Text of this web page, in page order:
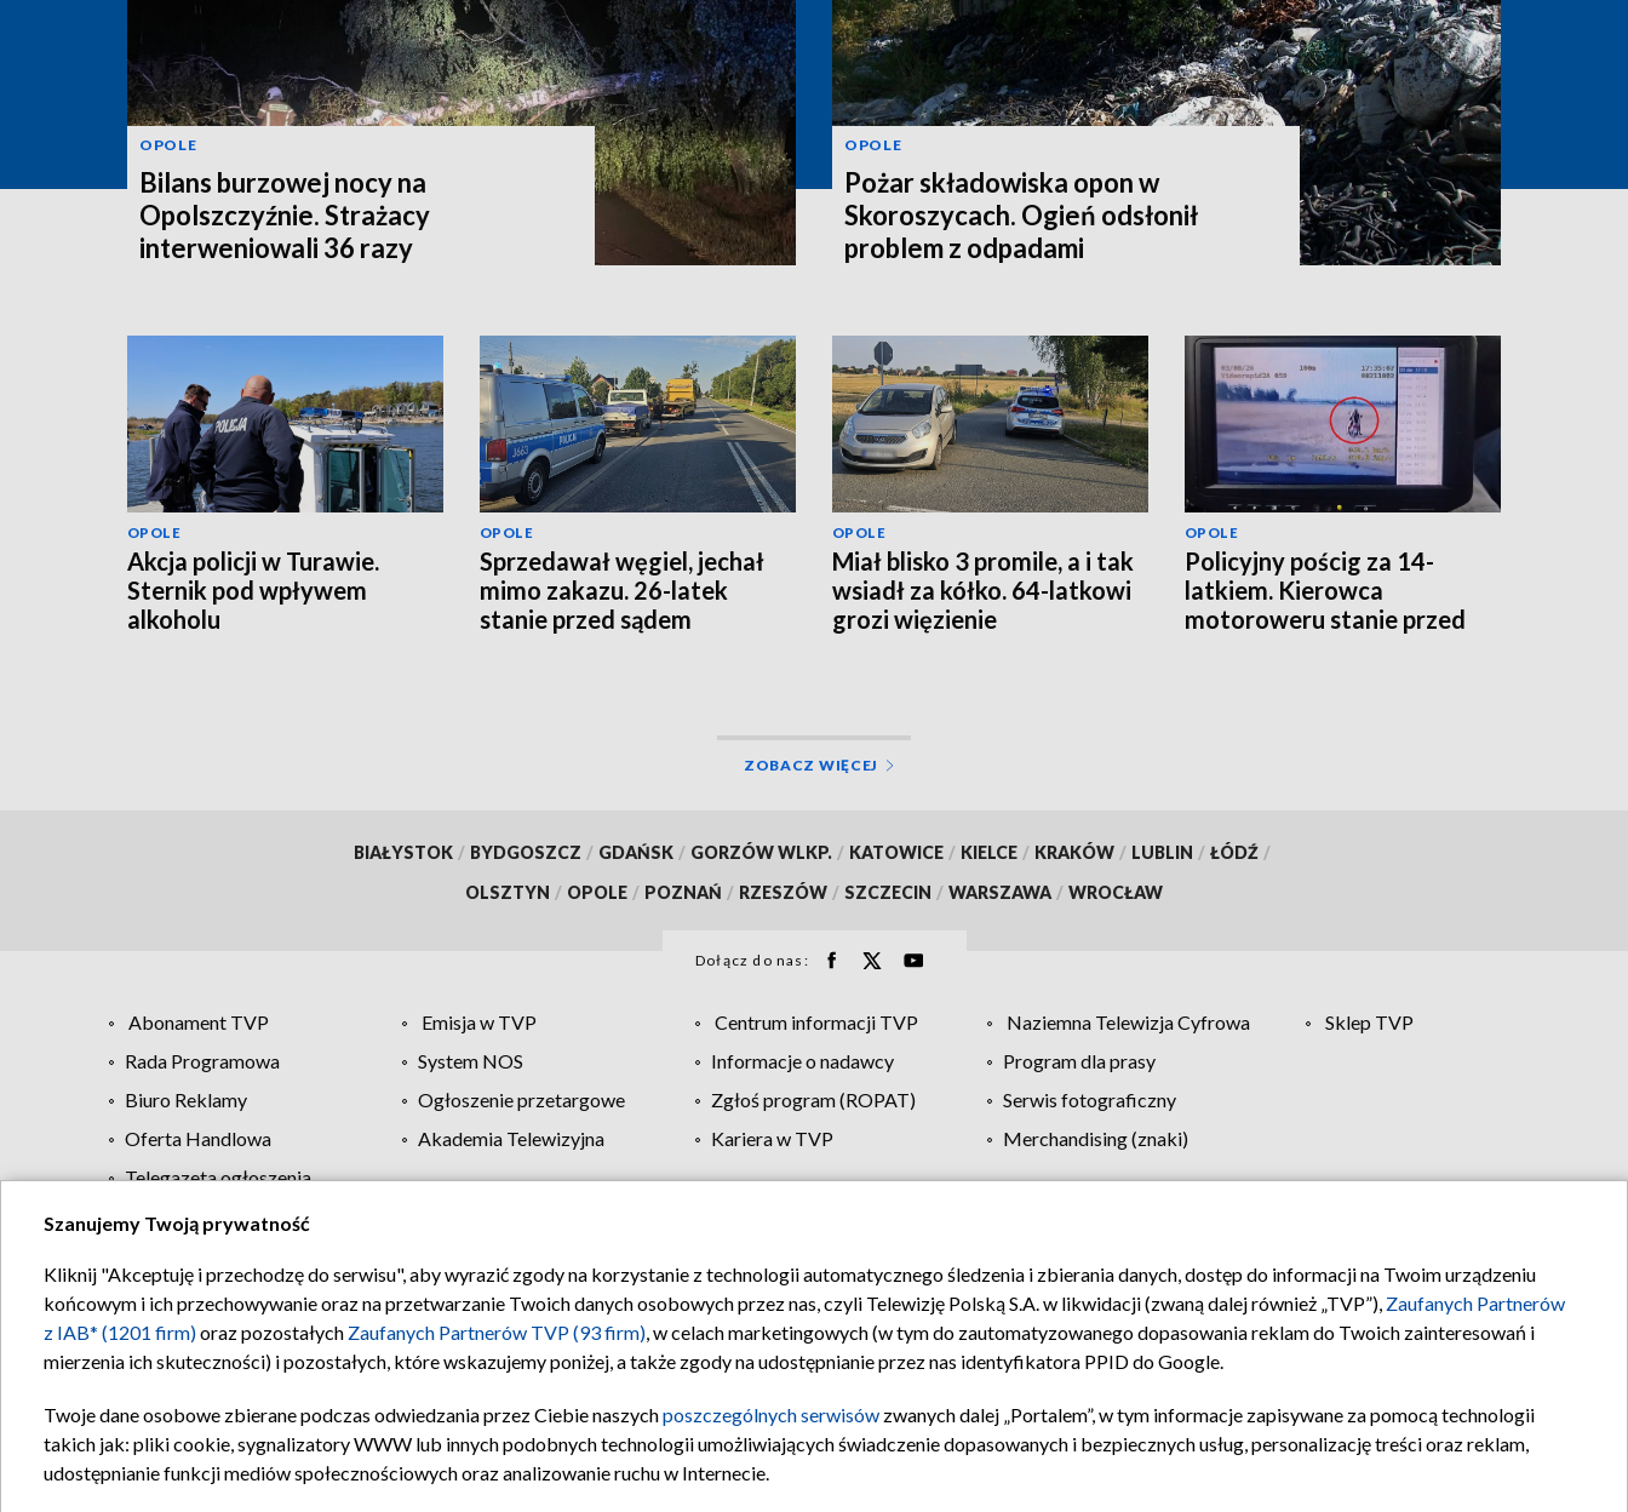
OPOLE
Bilans burzowej nocy na
Opolszczyźnie. Strażacy
interweniowali 36 razy
OPOLE
Pożar składowiska opon w
Skoroszycach. Ogień odsłonił
problem z odpadami
OPOLE
Akcja policji w Turawie.
Sternik pod wpływem
alkoholu
OPOLE
Sprzedawał węgiel, jechał
mimo zakazu. 26-latek
stanie przed sądem
OPOLE
Miał blisko 3 promile, a i tak
wsiadł za kółko. 64-latkowi
grozi więzienie
OPOLE
Policyjny pościg za 14-
latkiem. Kierowca
motoroweru stanie przed
ZOBACZ WIĘCEJ
BIAŁYSTOK / BYDGOSZCZ / GDAŃSK / GORZÓW WLKP. / KATOWICE / KIELCE / KRAKÓW / LUBLIN / ŁÓDŹ /
OLSZTYN / OPOLE / POZNAŃ / RZESZÓW / SZCZECIN / WARSZAWA / WROCŁAW
Dołącz do nas:
Abonament TVP Emisja w TVP Centrum informacji TVP Naziemna Telewizja Cyfrowa
Sklep TVP
Rada Programowa
System NOS Informacje o nadawcy
Program dla prasy
Biuro Reklamy
Ogłoszenie przetargowe Zgłoś program (ROPAT)
Serwis fotograficzny
Oferta Handlowa
Akademia Telewizyjna Kariera w TVP
Merchandising (znaki)
Telegazeta ogłoszenia
Regulamin TVP Polityka prywatności Moje zgody Pomoc Biuro reklamy Kontakt
Szanujemy Twoją prywatność
Kliknij "Akceptuję i przechodzę do serwisu", aby wyrazić zgody na korzystanie z technologii automatycznego śledzenia i zbierania danych, dostęp do informacji na Twoim urządzeniu
końcowym i ich przechowywanie oraz na przetwarzanie Twoich danych osobowych przez nas, czyli Telewizję Polską S.A. w likwidacji (zwaną dalej również „TVP”), Zaufanych Partnerów
z IAB* (1201 firm)oraz pozostałych Zaufanych Partnerów TVP (93 firm), w celach marketingowych (w tym do zautomatyzowanego dopasowania reklam do Twoich zainteresowań i
mierzenia ich skuteczności) i pozostałych, które wskazujemy poniżej, a także zgody na udostępnianie przez nas identyfikatora PPID do Google.
Twoje dane osobowe zbierane podczas odwiedzania przez Ciebie naszychposzczególnych serwisów zwanych dalej „Portalem”, w tym informacje zapisywane za pomocą technologii
takich jak: pliki cookie, sygnalizatory WWW lub innych podobnych technologii umożliwiających świadczenie dopasowanych i bezpiecznych usług, personalizację treści oraz reklam,
udostępnianie funkcji mediów społecznościowych oraz analizowanie ruchu w Internecie.